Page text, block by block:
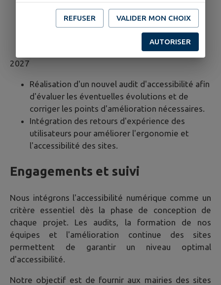
normes et réglementations relatives à
l'accessibilité numérique, afin de garantir une
mise à jour rapide des sites en cas de
modification des exigences légales.
2027
Réalisation d'un nouvel audit d'accessibilité afin
d'évaluer les éventuelles évolutions et de
corriger les points d'amélioration nécessaires.
Intégration des retours d'expérience des
utilisateurs pour améliorer l'ergonomie et
l'accessibilité des sites.
Engagements et suivi
Nous intégrons l'accessibilité numérique comme un
critère essentiel dès la phase de conception de
chaque projet. Les audits, la formation de nos
équipes et l'amélioration continue des sites
permettent de garantir un niveau optimal
d'accessibilité.
Notre objectif est de fournir aux mairies des sites
REFUSER VALIDER MON CHOIX
AUTORISER